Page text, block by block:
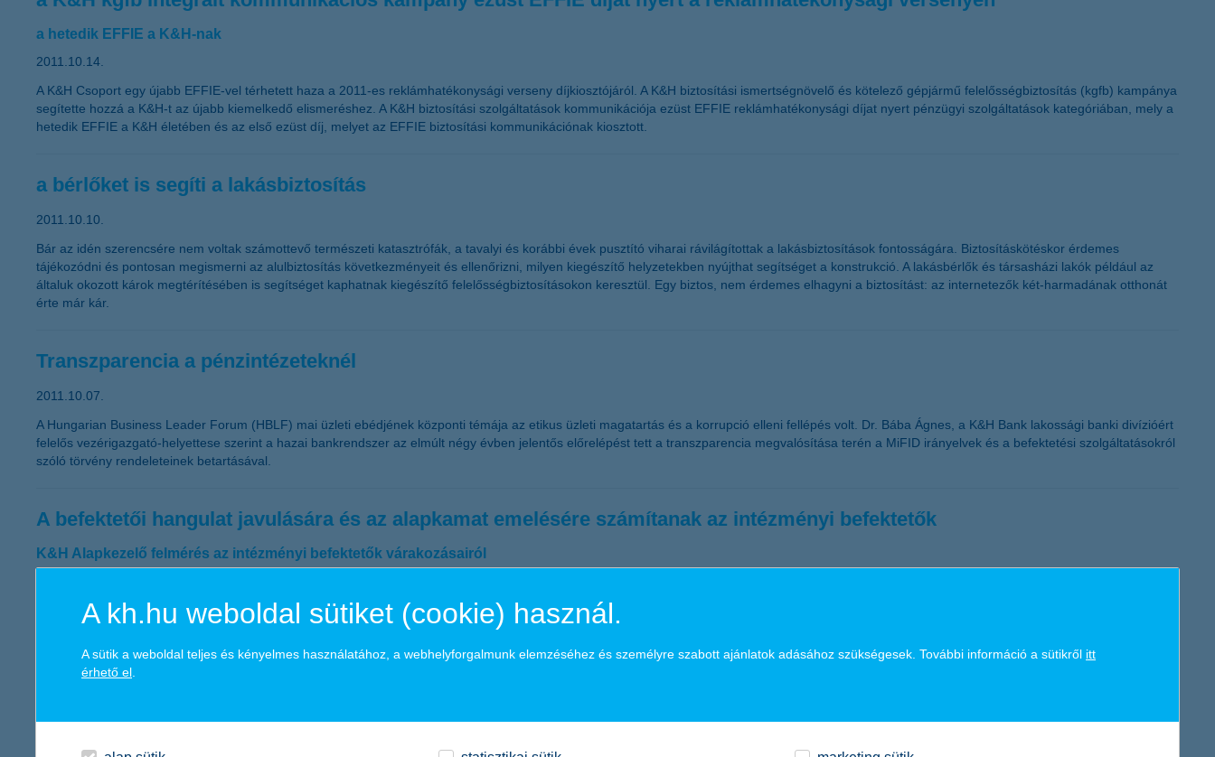
a hetedik EFFIE a K&H-nak
2011.10.14.
A K&H Csoport egy újabb EFFIE-vel térhetett haza a 2011-es reklámhatékonysági verseny díjkiosztójáról. A K&H biztosítási ismertségnövelő és kötelező gépjármű felelősségbiztosítás (kgfb) kampánya
segítette hozzá a K&H-t az újabb kiemelkedő elismeréshez. A K&H biztosítási szolgáltatások kommunikációja ezüst EFFIE reklámhatékonysági díjat nyert pénzügyi szolgáltatások kategóriában, mely a
hetedik EFFIE a K&H életében és az első ezüst díj, melyet az EFFIE biztosítási kommunikációnak kiosztott.
a bérlőket is segíti a lakásbiztosítás
2011.10.10.
Bár az idén szerencsére nem voltak számottevő természeti katasztrófák, a tavalyi és korábbi évek pusztító viharai rávilágítottak a lakásbiztosítások fontosságára. Biztosításkötéskor érdemes
tájékozódni és pontosan megismerni az alulbiztosítás következményeit és ellenőrizni, milyen kiegészítő helyzetekben nyújthat segítséget a konstrukció. A lakásbérlők és társasházi lakók például az
általuk okozott károk megtérítésében is segítséget kaphatnak kiegészítő felelősségbiztosításokon keresztül. Egy biztos, nem érdemes elhagyni a biztosítást: az internetezők két-harmadának otthonát
érte már kár.
Transzparencia a pénzintézeteknél
2011.10.07.
A Hungarian Business Leader Forum (HBLF) mai üzleti ebédjének központi témája az etikus üzleti magatartás és a korrupció elleni fellépés volt. Dr. Bába Ágnes, a K&H Bank lakossági banki divízióért
felelős vezérigazgató-helyettese szerint a hazai bankrendszer az elmúlt négy évben jelentős előrelépést tett a transzparencia megvalósítása terén a MiFID irányelvek és a befektetési szolgáltatásokról
szóló törvény rendeleteinek betartásával.
A befektetői hangulat javulására és az alapkamat emelésére számítanak az intézményi befektetők
K&H Alapkezelő felmérés az intézményi befektetők várakozásairól
„A K&H Alapkezelő évente megrendezett befektetői konferenciáján ismét felmérést készített az intézményi befektetők elkövetkezendő egy évre vonatkozó várakozásairól a legfontosabb befektetési
instrumentumokat illetően. Az eredmények azt mutatják, hogy a legtöbb intézményi befektető óvatos a hazai eszközök tekintetében, miközben nemzetközi szinten valamelyest a piacok
kapcsolatban tapasztalható, miközben szinte egységes a kép a magas euró/forint árfolyamszint fennmaradását illetően” – számolt be az eredményekről Horváth István, a K&H Alapkezelő befektetési
igazgatója.
A kh.hu weboldal sütiket (cookie) használ.
A sütik a weboldal teljes és kényelmes használatához, a webhelyforgalmunk elemzéséhez és személyre szabott ajánlatok adásához szükségesek. További információ a sütikről itt
érhető el